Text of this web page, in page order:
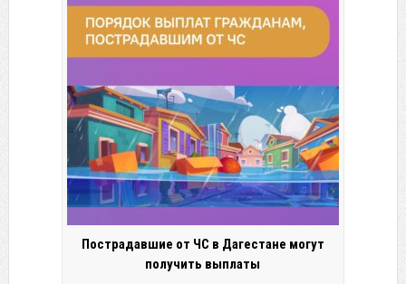
Пострадавшие от ЧС в Дагестане могут
получить выплаты